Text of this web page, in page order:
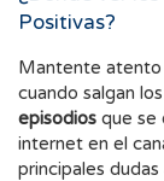
Positivas?
Mantente atento
cuando salgan
episodios que se
internet en el
principales